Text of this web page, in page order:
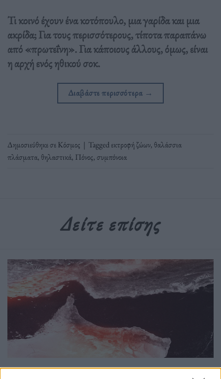
Τι κοινό έχουν ένα κοτόπουλο, μια γαρίδα και μια
ακρίδα; Για τους περισσότερους, τίποτα παραπάνω
από «πρωτεΐνη». Για κάποιους άλλους, όμως, είναι
η αρχή ενός ηθικού σοκ.
Διαβάστε περισσότερα →
Δημοσιεύθηκε σεΚόσμος | Taggedεκτροφή ζώων, θαλάσσια
πλάσματα, θηλαστικά, Πόνος,συμπόνοια
Δείτε επίσης